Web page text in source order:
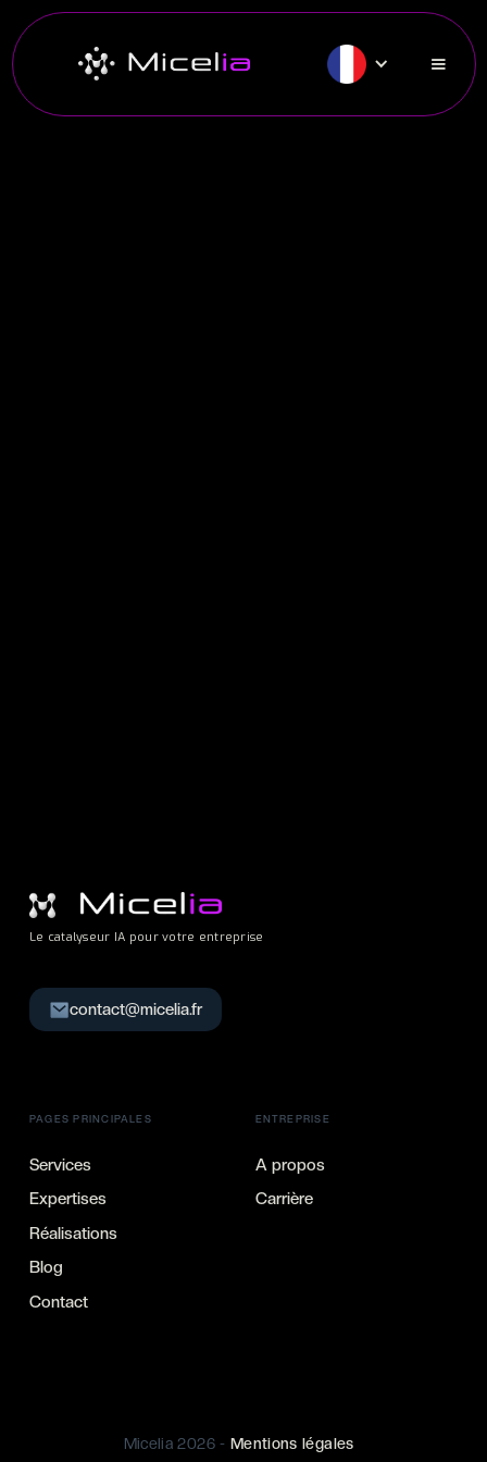
Le catalyseur IA pour votre entreprise
contact@micelia.fr
PAGES PRINCIPALES
Services
Expertises
Réalisations
Blog
Contact
ENTREPRISE
A propos
Carrière
Micelia 2026 - Mentions légales